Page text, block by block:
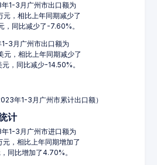
1-3月广州市出口额为
，相比上年同期减少了
，同比减少了-7.60%。
3月广州市出口额为
元，相比上年同期减少了
，同比减少-14.50%。
年1-3月广州市累计出口额）
计
1-3月广州市进口额为
，相比上年同期增加了
同比增加了4.70%。